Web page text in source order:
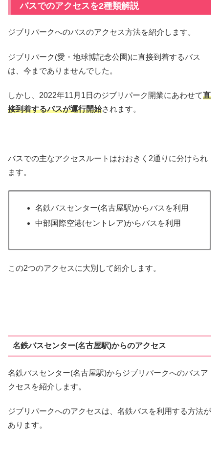
バスでのアクセスを2種類解説
ジブリパークへのバスのアクセス方法を紹介します。
ジブリパーク(愛・地球博記念公園)に直接到着するバス
は、今までありませんでした。
しかし、2022年11月1日のジブリパーク開業にあわせて直
接到着するバスが運行開始されます。
バスでの主なアクセスルートはおおきく2通りに分けられ
ます。
名鉄バスセンター(名古屋駅)からバスを利用
中部国際空港(セントレア)からバスを利用
この2つのアクセスに大別して紹介します。
名鉄バスセンター(名古屋駅)からのアクセス
名鉄バスセンター(名古屋駅)からジブリパークへのバスア
クセスを紹介します。
ジブリパークへのアクセスは、名鉄バスを利用する方法が
あります。